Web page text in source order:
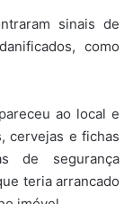
sinais de
como
ao local e
cervejas e fichas
de segurança
teria arrancado